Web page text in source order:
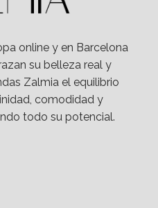
online y en Barcelona
su belleza real y
Zalmia el equilibrio
comodidad y
todo su potencial.